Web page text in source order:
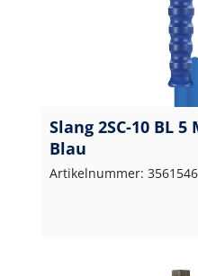
Slang 2SC-10 BL 5 M.DKR 3/8" + KBS
Blau
Artikelnummer: